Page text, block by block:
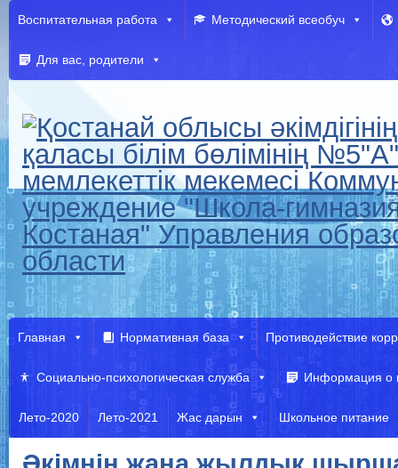
Воспитательная работа Методический всеобуч
Для вас, родители
Главная Нормативная база Противодействие
Социально-психологическая служба Информация о
Лето-2020 Лето-2021 Жас дарын Школьное питание